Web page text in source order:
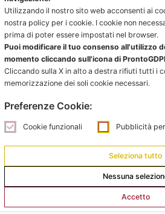
Ufficio
051 6231630 –
Orari Ufficio
Mattina:
Pomeriggio:
da lunedì a giovedì dalle
Venerdì su
Utilizzando il nostro sito web acconsenti ai
nostra policy per i cookie. I cookie non
prima di poter essere impostati nel browser.
Puoi modificare il tuo consenso all'utilizzo
momento cliccando sull'icona di
Cliccando sulla X in alto a destra rifiuti tutti i
memorizzazione dei soli cookie necessari.
Preferenze Cookie:
Cookie funzionali Pubblicità
Seleziona tutto
Nessuna
Accetto